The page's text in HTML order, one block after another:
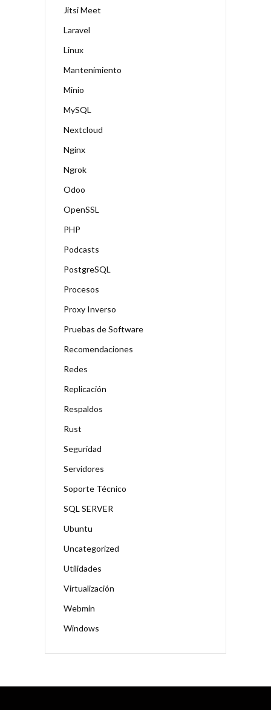
Jitsi Meet
Laravel
Linux
Mantenimiento
Minio
MySQL
Nextcloud
Nginx
Ngrok
Odoo
OpenSSL
PHP
Podcasts
PostgreSQL
Procesos
Proxy Inverso
Pruebas de Software
Recomendaciones
Redes
Replicación
Respaldos
Rust
Seguridad
Servidores
Soporte Técnico
SQL SERVER
Ubuntu
Uncategorized
Utilidades
Virtualización
Webmin
Windows